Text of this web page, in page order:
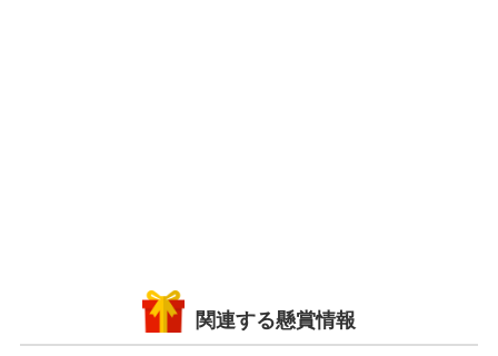
関連する懸賞情報